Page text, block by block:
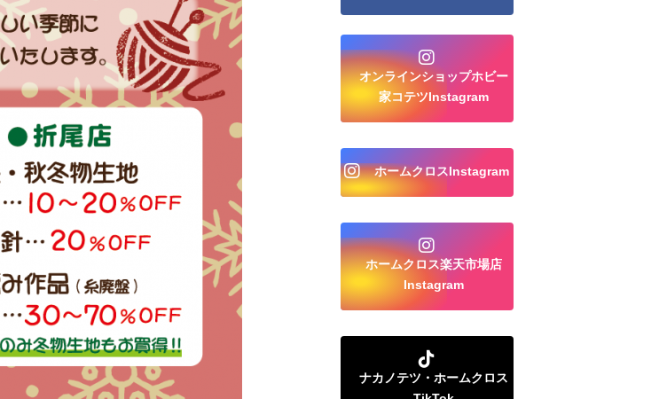
オンラインショップホビー
家コテツInstagram
ホームクロスInstagram
ホームクロス楽天市場店
Instagram
ナカノテツ・ホームクロス